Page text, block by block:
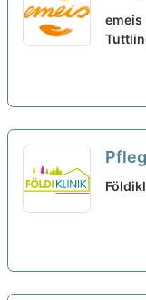
emeis
–